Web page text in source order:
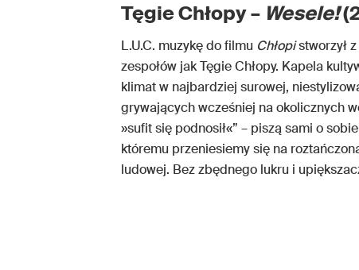
Tęgie Chłopy – Wesele!
L.U.C. muzykę do filmu Chłopistworzył
zespołów jak Tęgie Chłopy. Kapela
klimat w najbardziej surowej,
grywających wcześniej na okolicznych
»sufit się podnosił«” – piszą sami o
któremu przeniesiemy się na
ludowej. Bez zbędnego lukru i